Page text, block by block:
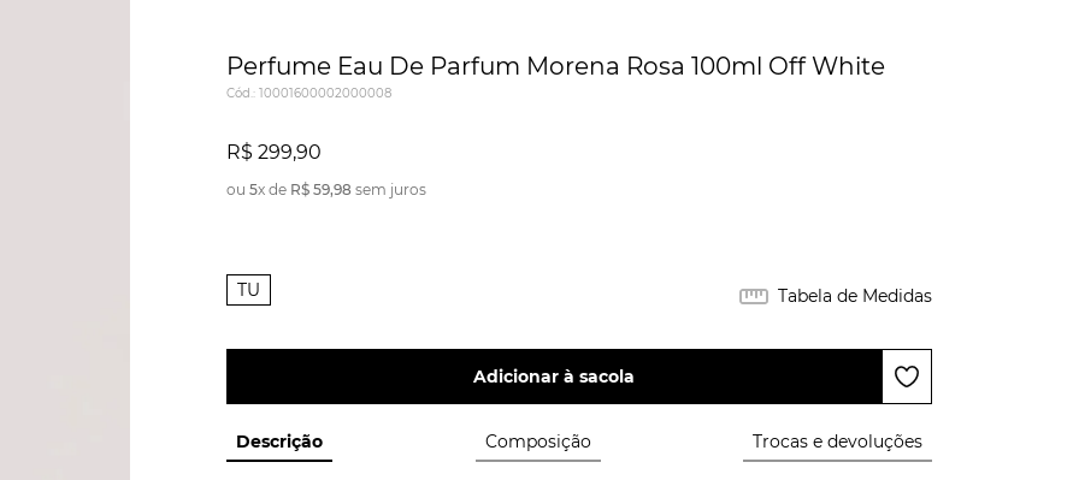
Perfume Eau De Parfum Morena Rosa 100ml Off White
Cód.: 10001600002000008
R$ 299,90
ou 5x de R$ 59,98 sem juros
TU Tabela de Medidas
Adicionar à sacola
Descrição Composição Trocas e devoluções